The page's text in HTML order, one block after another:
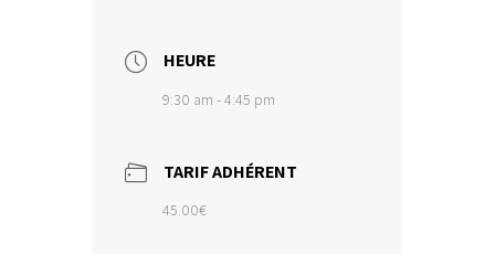
HEURE
9:30 am - 4:45 pm
TARIF ADHÉRENT
45.00€